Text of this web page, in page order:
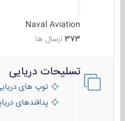
Naval Aviation
373 ارسال ها
تسلیحات دریایی
توپ های دریایی
پدافندهای